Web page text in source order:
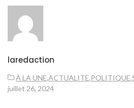
laredaction
À LA UNE,ACTUALITE,POLITIQUE,
juillet 26, 2024